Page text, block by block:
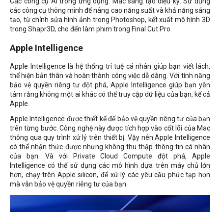
các công cụ thông minh để nâng cao năng suất và khả năng sáng
tạo, từ chỉnh sửa hình ảnh trong Photoshop, kết xuất mô hình 3D
trong Shapr3D, cho đến làm phim trong Final Cut Pro.
Apple Intelligence
Apple Intelligence là hệ thống trí tuệ cá nhân giúp bạn viết lách,
thể hiện bản thân và hoàn thành công việc dễ dàng. Với tính năng
bảo vệ quyền riêng tư đột phá, Apple Intelligence giúp bạn yên
tâm rằng không một ai khác có thể truy cập dữ liệu của bạn, kể cả
Apple.
Apple Intelligence được thiết kế để bảo vệ quyền riêng tư của bạn
trên từng bước. Công nghệ này được tích hợp vào cốt lõi của Mac
thông qua quy trình xử lý trên thiết bị. Vậy nên Apple Intelligence
có thể nhận thức được nhưng không thu thập thông tin cá nhân
của bạn. Và với Private Cloud Compute đột phá, Apple
Intelligence có thể sử dụng các mô hình dựa trên máy chủ lớn
hơn, chạy trên Apple silicon, để xử lý các yêu cầu phức tạp hơn
mà vẫn bảo vệ quyền riêng tư của bạn.